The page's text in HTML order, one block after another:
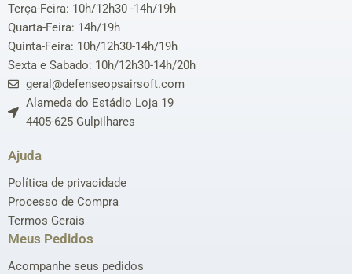
Terça-Feira: 10h/12h30 -14h/19h
Quarta-Feira: 14h/19h
Quinta-Feira: 10h/12h30-14h/19h
Sexta e Sabado: 10h/12h30-14h/20h
geral@defenseopsairsoft.com
Alameda do Estádio Loja 19
4405-625 Gulpilhares
Ajuda
Política de privacidade
Processo de Compra
Termos Gerais
Meus Pedidos
Acompanhe seus pedidos